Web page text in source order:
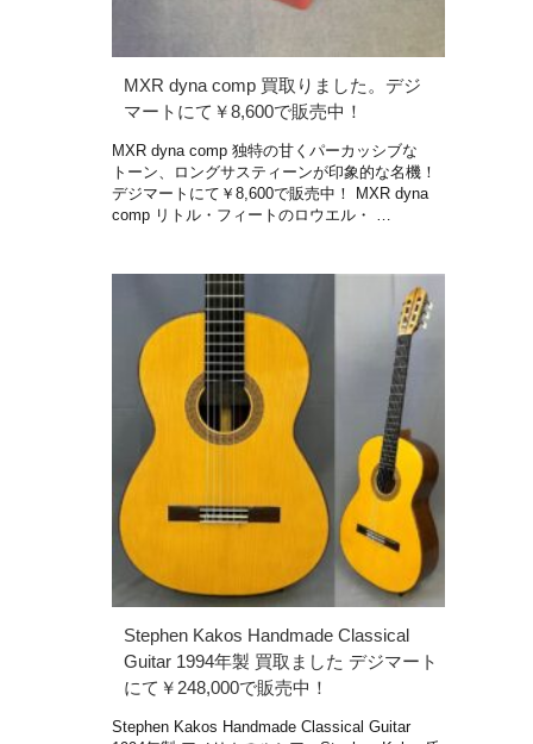
MXR dyna comp 買取りました。デジ
マートにて￥8,600で販売中！
MXR dyna comp 独特の甘くパーカッシブな
トーン、ロングサスティーンが印象的な名機！
デジマートにて￥8,600で販売中！ MXR dyna
comp リトル・フィートのロウエル・ …
Stephen Kakos Handmade Classical
Guitar 1994年製 買取ました デジマート
にて￥248,000で販売中！
Stephen Kakos Handmade Classical Guitar